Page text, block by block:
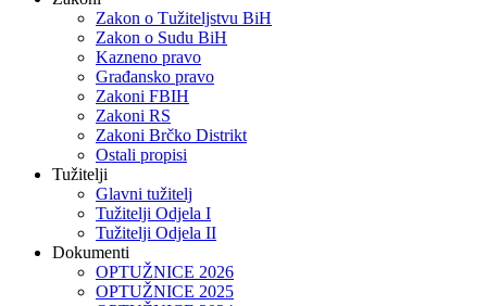
Zakon o Тužiteljstvu BiH
Zakon o Sudu BiH
Kazneno pravo
Građansko pravo
Zakoni FBIH
Zakoni RS
Zakoni Brčko Distrikt
Ostali propisi
Tužitelji
Glavni tužitelj
Tužitelji Odjela I
Tužitelji Odjela II
Dokumenti
OPTUŽNICE 2026
OPTUŽNICE 2025